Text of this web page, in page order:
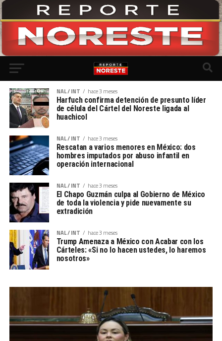
NAL / INT hace 3 meses
Harfuch confirma detención de presunto líder
de célula del Cártel del Noreste ligada al
huachicol
NAL / INT hace 3 meses
Rescatan a varios menores en México: dos
hombres imputados por abuso infantil en
operación internacional
NAL / INT hace 3 meses
El Chapo Guzmán culpa al Gobierno de México
de toda la violencia y pide nuevamente su
extradición
NAL / INT hace 3 meses
Trump Amenaza a México con Acabar con los
Cárteles: «Si no lo hacen ustedes, lo haremos
nosotros»